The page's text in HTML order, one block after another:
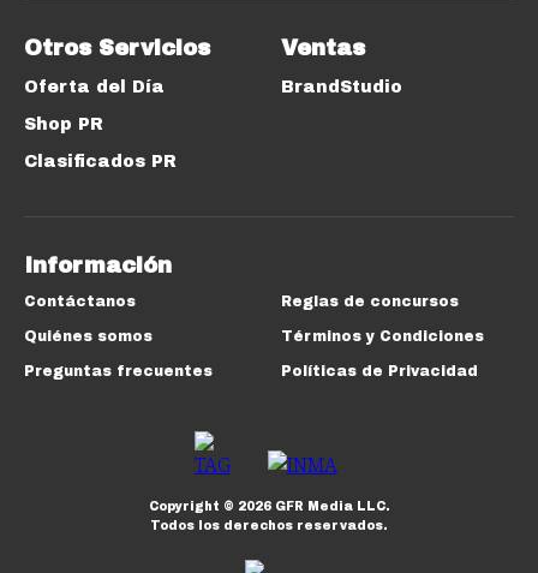
Otros Servicios
Oferta del Día
Shop PR
Clasificados PR
Ventas
BrandStudio
Información
Contáctanos
Quiénes somos
Preguntas frecuentes
Reglas de concursos
Términos y Condiciones
Políticas de Privacidad
Copyright © 2026GFR Media LLC.
Todos los derechos reservados.